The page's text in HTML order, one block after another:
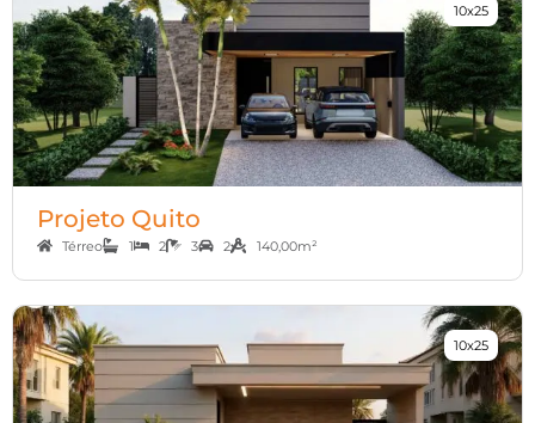
Projeto Quito
Térreo 1 2 3 2 140,00m²
10x25
10x25